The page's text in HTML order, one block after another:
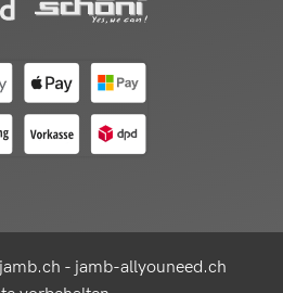
- jamb-allyouneed.ch